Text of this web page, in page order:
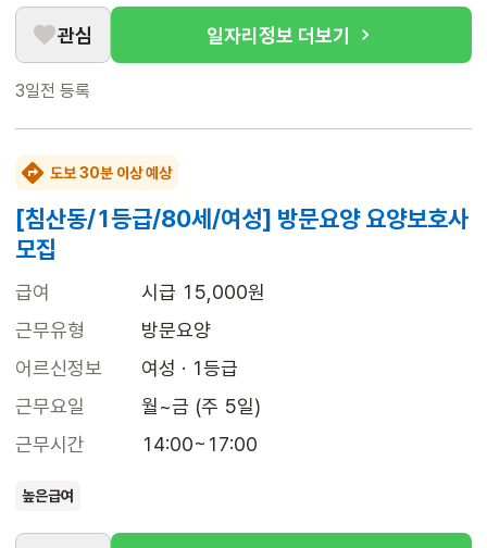
관심 일자리정보 더보기
3일전 등록
도보 30분 이상 예상
[침산동/1등급/80세/여성] 방문요양 요양보호사
모집
급여
시급 15,000원
근무유형
방문요양
어르신정보
여성 · 1등급
근무요일
월~금 (주 5일)
근무시간
14:00~17:00
높은급여